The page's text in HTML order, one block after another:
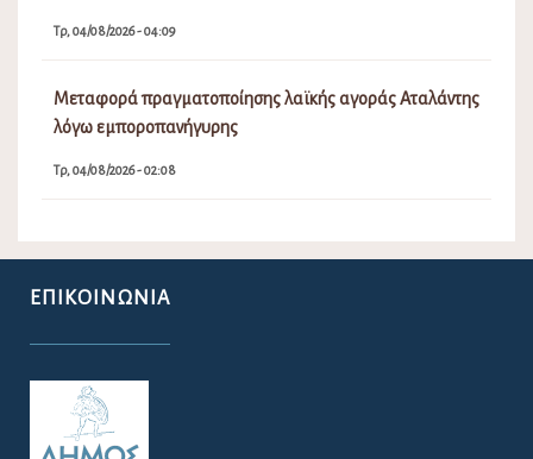
Τρ, 04/08/2026 - 04:09
Μεταφορά πραγματοποίησης λαϊκής αγοράς Αταλάντης
λόγω εμποροπανήγυρης
Τρ, 04/08/2026 - 02:08
ΕΠΙΚΟΙΝΩΝΊΑ